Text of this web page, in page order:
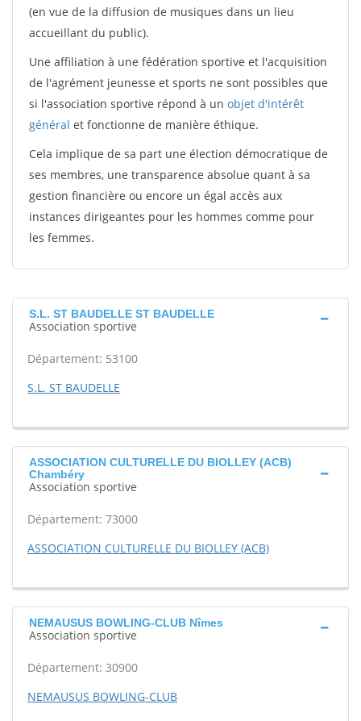
(en vue de la diffusion de musiques dans un lieu
accueillant du public).
Une affiliation à une fédération sportive et l'acquisition
de l'agrément jeunesse et sports ne sont possibles que
si l'association sportive répond à un objet d'intérêt
général et fonctionne de manière éthique.
Cela implique de sa part une élection démocratique de
ses membres, une transparence absolue quant à sa
gestion financière ou encore un égal accès aux
instances dirigeantes pour les hommes comme pour
les femmes.
S.L. ST BAUDELLE ST BAUDELLE
Association sportive
Département: 53100
S.L. ST BAUDELLE
ASSOCIATION CULTURELLE DU BIOLLEY (ACB)
Chambéry
Association sportive
Département: 73000
ASSOCIATION CULTURELLE DU BIOLLEY (ACB)
NEMAUSUS BOWLING-CLUB Nîmes
Association sportive
Département: 30900
NEMAUSUS BOWLING-CLUB